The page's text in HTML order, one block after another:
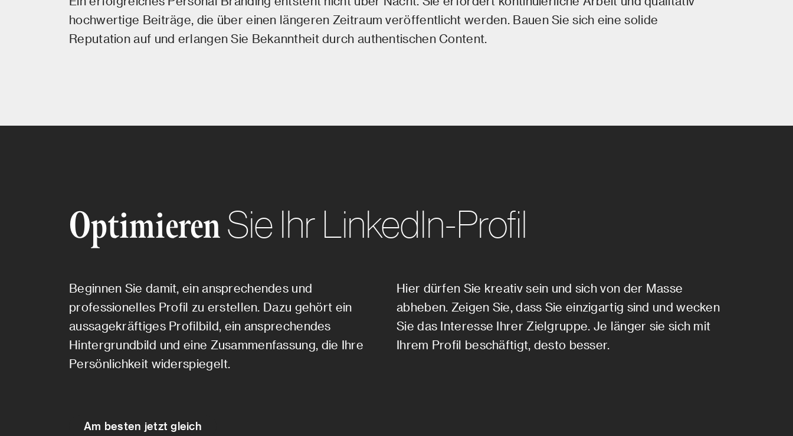
hochwertige Beiträge, die über einen längeren Zeitraum veröffentlicht werden. Bauen Sie sich eine solide
Reputation auf und erlangen Sie Bekanntheit durch authentischen Content.
OptimierenSie Ihr LinkedIn-Profil
Beginnen Sie damit, ein ansprechendes und
professionelles Profil zu erstellen. Dazu gehört ein
aussagekräftiges Profilbild, ein ansprechendes
Hintergrundbild und eine Zusammenfassung, die Ihre
Persönlichkeit widerspiegelt.
Hier dürfen Sie kreativ sein und sich von der Masse
abheben. Zeigen Sie, dass Sie einzigartig sind und wecken
Sie das Interesse Ihrer Zielgruppe. Je länger sie sich mit
Ihrem Profil beschäftigt, desto besser.
Am besten jetzt gleich